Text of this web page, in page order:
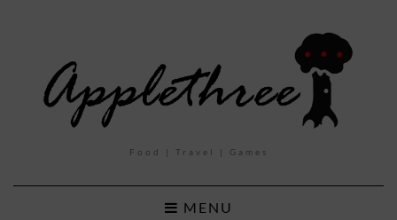
Food | Travel | Games
MENU